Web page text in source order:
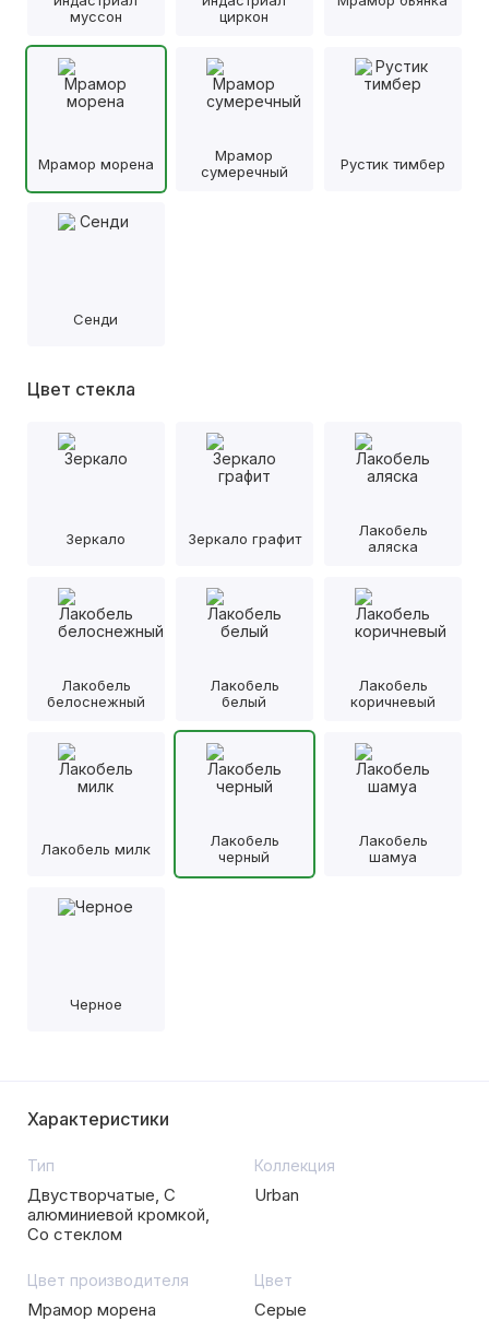
муссон
циркон
Мрамор морена
Мрамор
сумеречный
Рустик тимбер
Сенди
Цвет стекла
Зеркало Зеркало графит
Лакобель
аляска
Лакобель
белоснежный
Лакобель
белый
Лакобель
коричневый
Лакобель милк
Лакобель
черный
Лакобель
шамуа
Черное
Характеристики
Тип
Двустворчатые, С
алюминиевой кромкой,
Со стеклом
Коллекция
Urban
Цвет производителя
Мрамор морена
Цвет
Серые